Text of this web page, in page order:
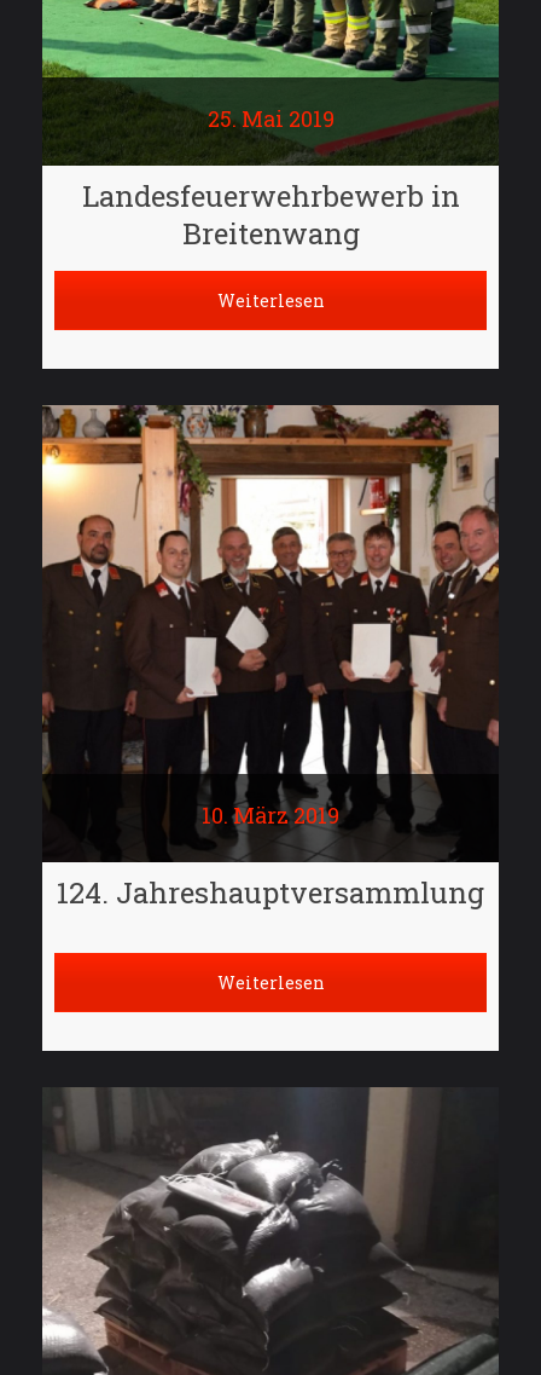
25. Mai 2019
Landesfeuerwehrbewerb in
Breitenwang
Weiterlesen
10. März 2019
124. Jahreshauptversammlung
Weiterlesen